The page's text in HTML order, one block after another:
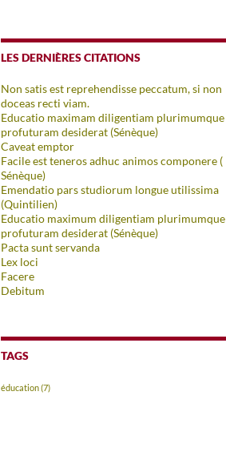
LES DERNIÈRES CITATIONS
Non satis est reprehendisse peccatum, si non
doceas recti viam.
Educatio maximam diligentiam plurimumque
profuturam desiderat (Sénèque)
Caveat emptor
Facile est teneros adhuc animos componere (
Sénèque)
Emendatio pars studiorum longue utilissima
(Quintilien)
Educatio maximum diligentiam plurimumque
profuturam desiderat (Sénèque)
Pacta sunt servanda
Lex loci
Facere
Debitum
TAGS
éducation(7)